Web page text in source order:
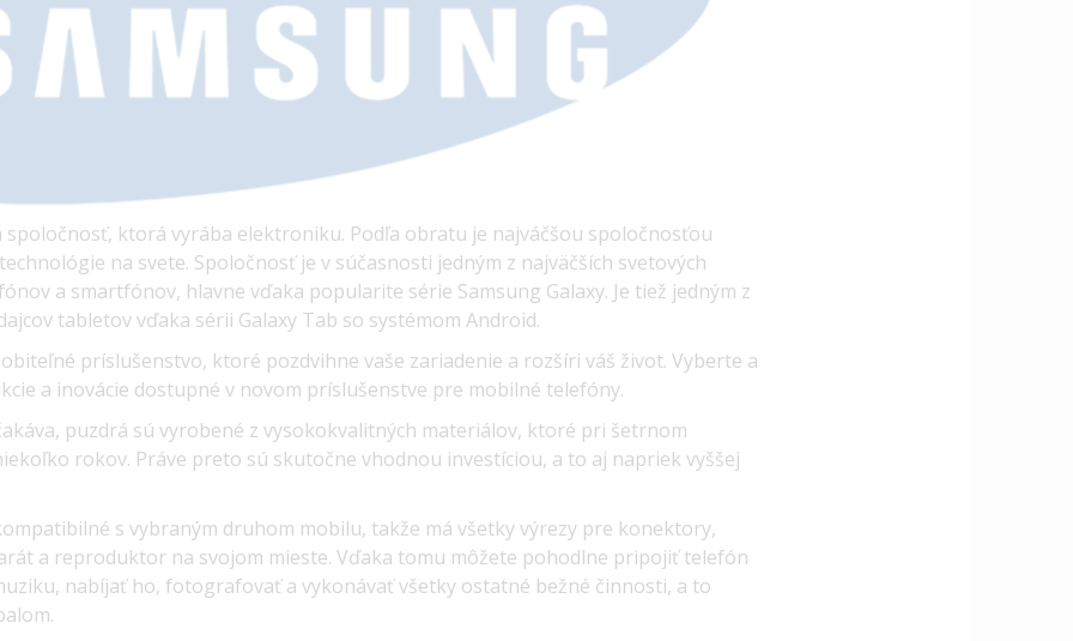
spoločnosť, ktorá vyrába elektroniku. Podľa obratu je najváčšou spoločnosťou
na svete. Spoločnosť je v súčasnosti jedným z najväčších svetových
a smartfónov, hlavne vďaka popularite série Samsung Galaxy. Je tiež jedným z
tabletov vďaka sérii Galaxy Tab so systémom Android.
príslušenstvo, ktoré pozdvihne vaše zariadenie a rozšíri váš život. Vyberte a
a inovácie dostupné v novom príslušenstve pre mobilné telefóny.
puzdrá sú vyrobené z vysokokvalitných materiálov, ktoré pri šetrnom
rokov. Práve preto sú skutočne vhodnou investíciou, a to aj napriek vyššej
s vybraným druhom mobilu, takže má všetky výrezy pre konektory,
a reproduktor na svojom mieste. Vďaka tomu môžete pohodlne pripojiť telefón
nabíjať ho, fotografovať a vykonávať všetky ostatné bežné činnosti, a to